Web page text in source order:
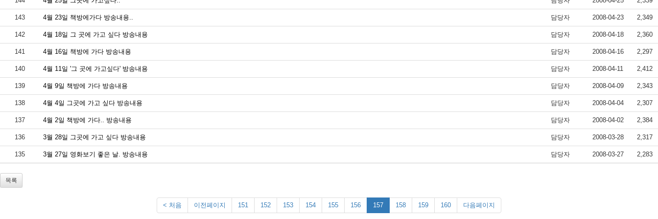
143 4월 23일 책방에가다 방송내용.. 담당자 2008-04-23 2,349
142 4월 18일 그 곳에 가고 싶다 방송내용 담당자 2008-04-18 2,360
141 4월 16일 책방에 가다 방송내용 담당자 2008-04-16 2,297
140 4월 11일 '그 곳에 가고싶다' 방송내용 담당자 2008-04-11 2,412
139 4월 9일 책방에 가다 방송내용 담당자 2008-04-09 2,343
138 4월 4일 그곳에 가고 싶다 방송내용 담당자 2008-04-04 2,307
137 4월 2일 책방에 가다.. 방송내용 담당자 2008-04-02 2,384
136 3월 28일 그곳에 가고 싶다 방송내용 담당자 2008-03-28 2,317
135 3월 27일 영화보기 좋은 날. 방송내용 담당자 2008-03-27 2,283
목록
< 처음 이전페이지 151 152 153 154 155 156 157 158 159 160 다음페이지